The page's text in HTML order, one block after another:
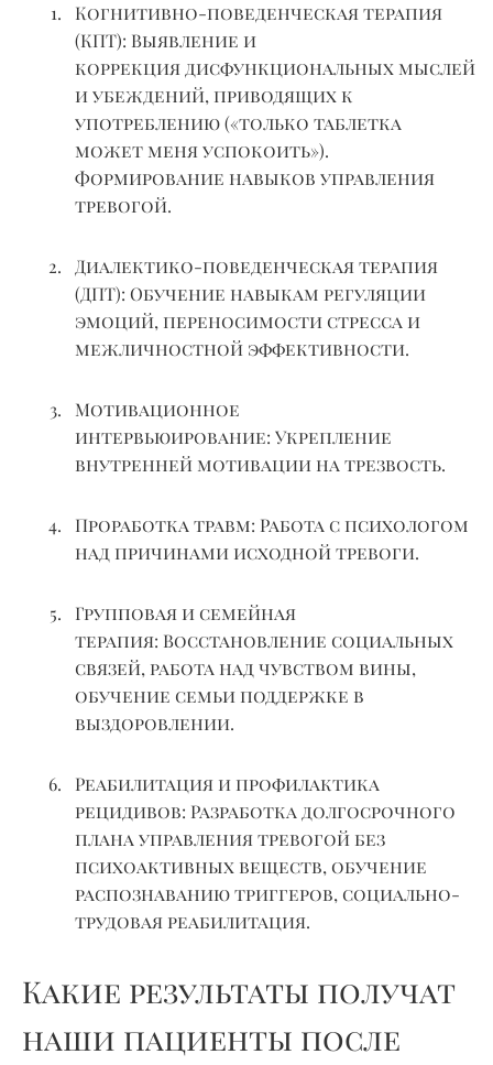
Когнитивно-поведенческая терапия
(КПТ): Выявление и
коррекция дисфункциональныхмыслей
и убеждений, приводящих к
употреблению («только таблетка
может меня успокоить»).
Формирование навыков управления
тревогой.
Диалектико-поведенческая терапия
(ДПТ): Обучение навыкам регуляции
эмоций, переносимости стресса и
межличностной эффективности.
Мотивационное
интервьюирование: Укрепление
внутренней мотивации на трезвость.
Проработка травм: Работа с психологом
над причинами исходной тревоги.
Групповая и семейная
терапия: Восстановление социальных
связей, работа над чувством вины,
обучение семьи поддержке в
выздоровлении.
Реабилитация и профилактика
рецидивов: Разработка долгосрочного
плана управления тревогой без
психоактивных веществ, обучение
распознаванию триггеров, социально-
трудовая реабилитация.
Какие результаты получат
наши пациенты после